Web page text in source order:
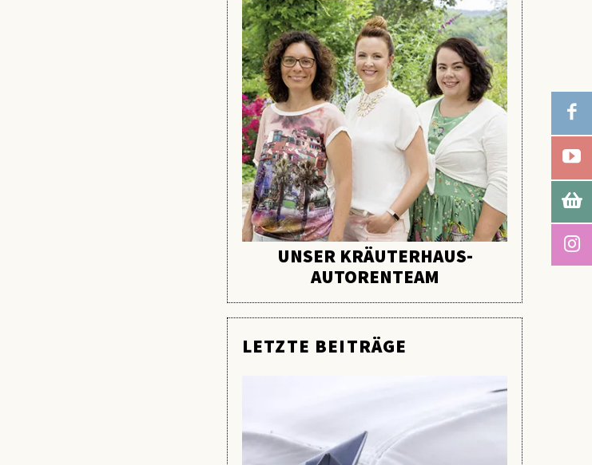
UNSER KRÄUTERHAUS-
AUTORENTEAM
LETZTE BEITRÄGE